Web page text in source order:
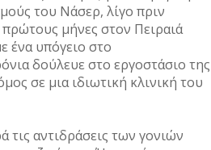
του Νάσερ, λίγο πριν
μήνες στον Πειραιά
ένα υπόγειο στο
δούλευε στο εργοστάσιο της
σε μια ιδιωτική κλινική του
τις αντιδράσεις των γονιών